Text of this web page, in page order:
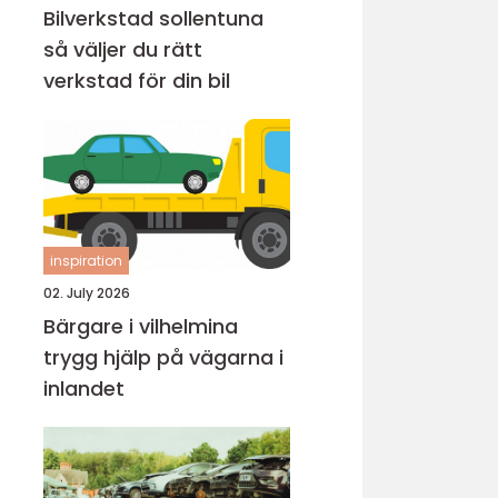
Bilverkstad sollentuna
så väljer du rätt
verkstad för din bil
inspiration
02. July 2026
Bärgare i vilhelmina
trygg hjälp på vägarna i
inlandet